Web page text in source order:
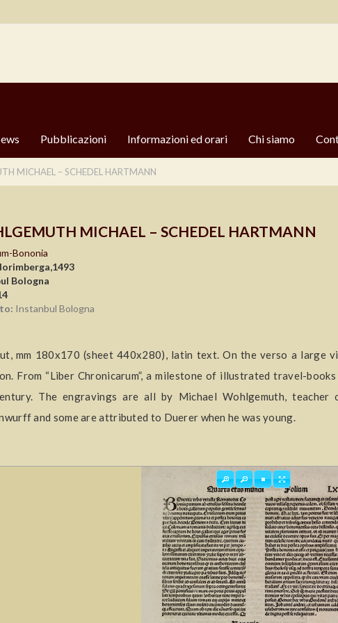
Pubblicazioni Informazioni ed orari Chi siamo
MICHAEL – SCHEDEL HARTMANN
MICHAEL – SCHEDEL HARTMANN
Bononia
Bologna
Instanbul Bologna
mm 180x170 (sheet 440x280), latin text. On the verso a large
From “Liber Chronicarum”, a milestone of illustrated travel-
The engravings are all by Michael Wohlgemuth, teacher
and some are attributed to Duerer when he was young.